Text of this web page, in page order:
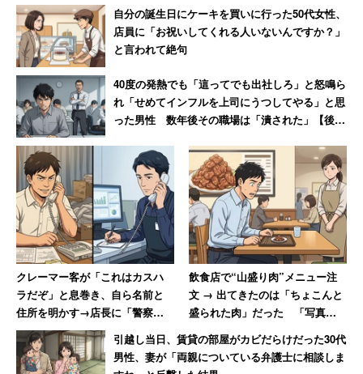
男性は2位「50歳」（21％）、3位「40歳」（19％）、4
位「30歳」（18％）と続き、女性は2位「45歳以上」
（20％）、3位「50歳以上」（18％）、4位「30歳」
（17％）となっている。大差は見られないが、男性の方が
比較的晩婚でもいいと考えていると推測できる。
※ウェブ媒体やテレビ番組等で記事を引用する際は恐れ入
りますが「キャリコネニュース」と出典の明記をお願いし
ます。
キャリコネであの有名企業の「働きがい」
「年収」「残業」の実態を見る
＞＞有名企業の２０代平均年収・実態を見る
＞＞有名企業の３０代平均年収・実態を見る
＞＞人気職種別 最高年収ランキング
自分の誕生日にケーキを買いに行った50代女性、
店員に「お祝いしてくれる人いないんですか？」
と言われて絶句
40度の発熱でも「這ってでも出社しろ」と怒鳴ら
れ「せめてインフルを上司にうつしてやる」と思
った男性 数年後その職場は「潰された」【後
クレーマー客が「これはカスハ
ラだぞ」と息巻き、自ら名前と
住所を明かす→店長に「警察に
相談します」と撃退される
飲食店で“山盛り肉”メニュー注
文 → 出てきたのは「ちょこんと
盛られた肉」だった 「写真通
りに盛って下さい」と猛抗議し
た30代男性
引越し当日、賃貸の部屋がカビだらけだった30代
男性、妻が「両親についている弁護士に相談しま